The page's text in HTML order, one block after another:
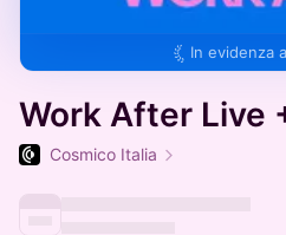
In evidenza a
Work After Live
Cosmico Italia